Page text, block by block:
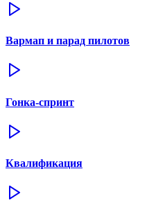
Вармап и парад пилотов
Гонка-спринт
Квалификация